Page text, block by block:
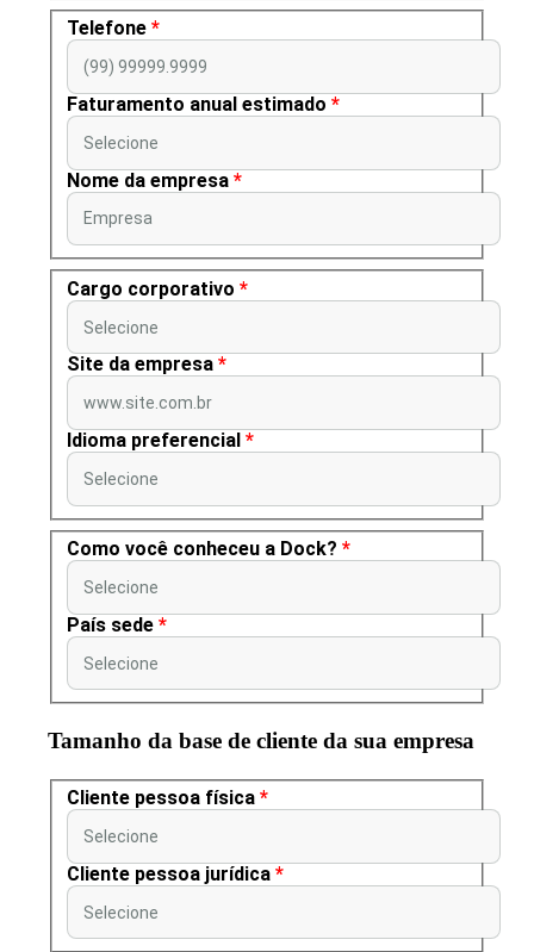
Telefone *
(99) 99999.9999
Faturamento anual estimado *
Selecione
Nome da empresa *
Empresa
Cargo corporativo *
Selecione
Site da empresa *
www.site.com.br
Idioma preferencial *
Selecione
Como você conheceu a Dock? *
Selecione
País sede *
Selecione
Tamanho da base de cliente da sua empresa
Cliente pessoa física *
Selecione
Cliente pessoa jurídica *
Selecione